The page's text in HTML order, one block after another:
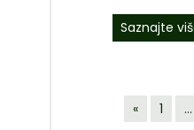
Saznajte
« 1 …